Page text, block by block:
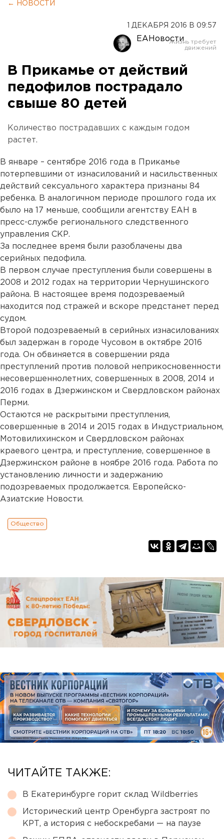
← НОВОСТИ
1 ДЕКАБРЯ 2016 В 09:57
ЕАНовости
В Прикамье от действий
педофилов пострадало
свыше 80 детей
Количество пострадавших с каждым годом
растет.
В январе – сентябре 2016 года в Прикамье
потерпевшими от изнасилований и насильственных
действий сексуального характера признаны 84
ребенка. В аналогичном периоде прошлого года их
было на 17 меньше, сообщили агентству ЕАН в
пресс-службе регионального следственного
управления СКР.
За последнее время были разоблачены два
серийных педофила.
В первом случае преступления были совершены в
2008 и 2012 годах на территории Чернушинского
района. В настоящее время подозреваемый
находится под стражей и вскоре предстанет перед
судом.
Второй подозреваемый в серийных изнасилованиях
был задержан в городе Чусовом в октябре 2016
года. Он обвиняется в совершении ряда
преступлений против половой неприкосновенности
несовершеннолетних, совершенных в 2008, 2014 и
2016 годах в Дзержинском и Свердловском районах
Перми.
Остаются не раскрытыми преступления,
совершенные в 2014 и 2015 годах в Индустриальном,
Мотовилихинском и Свердловском районах
краевого центра, и преступление, совершенное в
Дзержинском районе в ноябре 2016 года. Работа по
установлению личности и задержанию
подозреваемых продолжается. Европейско-
Азиатские Новости.
Общество
ЧИТАЙТЕ ТАКЖЕ:
В Екатеринбурге горит склад Wildberries
Исторический центр Оренбурга застроят по
КРТ, а история с небоскребами — на паузе